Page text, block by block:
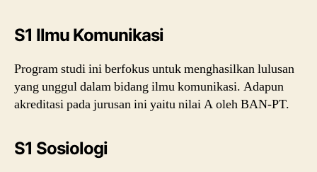
S1 Ilmu Komunikasi
Program studi ini berfokus untuk menghasilkan lulusan
yang unggul dalam bidang ilmu komunikasi. Adapun
akreditasi pada jurusan ini yaitu nilai A oleh BAN-PT.
S1 Sosiologi